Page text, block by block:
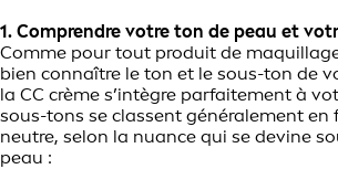
1. Comprendre votre ton de peau et
Comme pour tout produit de
bien connaître le ton et le sous-ton de
la CC crème s’intègre parfaitement à
sous-tons se classent généralement en
neutre, selon la nuance qui se devine
peau :